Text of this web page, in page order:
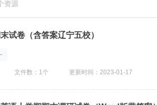
资源
试卷（含答案辽宁五校）
文件数：1个 更新时间：2023-01-17